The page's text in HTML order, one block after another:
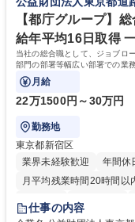
リモート可
きます。 残業少なめ、週1
ち長期活躍できる環境で
キャリアを築きたい」とい
歴・資格 学歴：大学院 大
簿記検定1級 日商簿記検定
【都庁グループ】
給年平均16日取得
当社の総合職として、ジョブロ
部門の部署等幅広い部署での業
ております！ ※下記業務詳細
月給
22万1500円～30万円
勤務地
東京都新宿区
業界未経験歓迎
年間休
月平均残業時間20時間以
研修あり
退職金あり
駅近5分以内
資格取得
仕事の内容